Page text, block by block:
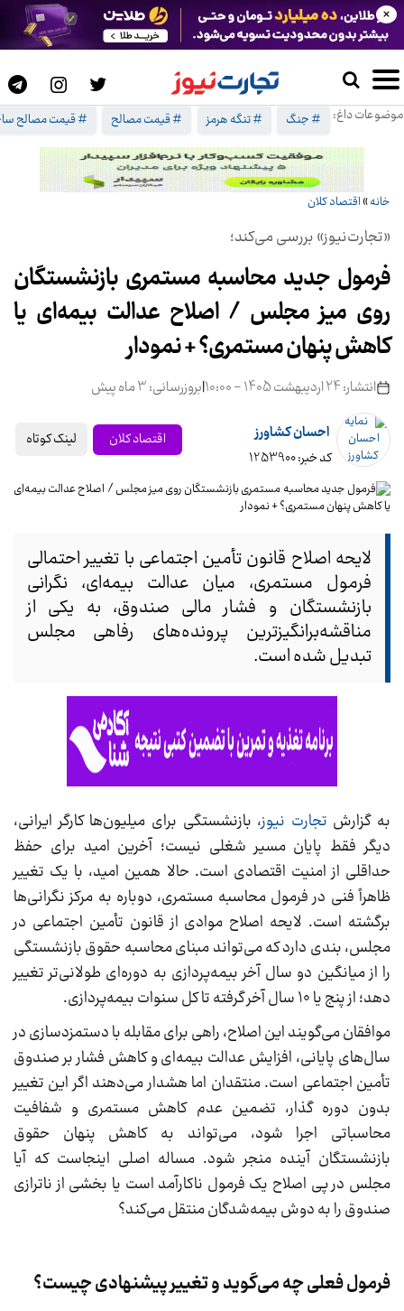
موضوعات داغ: # جنگ # تنگه هرمز # قیمت مصالح # قیمت مصالح
×
خانه» اقتصاد کلان
«تجارت‌نیوز» بررسی می‌کند؛
فرمول جدید محاسبه مستمری بازنشستگان
روی میز مجلس / اصلاح عدالت بیمه‌ای یا
کاهش پنهان مستمری؟ + نمودار
انتشار: 24 اردیبهشت 1405 - 10:00 |بروزرسانی: 3 ماه پیش
احسان کشاورز
کد خبر: 1253900
اقتصاد کلان لینک کوتاه
لایحه اصلاح قانون تأمین اجتماعی با تغییر احتمالی
فرمول مستمری، میان عدالت بیمه‌ای، نگرانی
بازنشستگان و فشار مالی صندوق، به یکی از
مناقشه‌برانگیزترین پرونده‌های رفاهی مجلس
تبدیل شده است.
به گزارش تجارت نیوز، بازنشستگی برای میلیون‌ها کارگر ایرانی،
دیگر فقط پایان مسیر شغلی نیست؛ آخرین امید برای حفظ
حداقلی از امنیت اقتصادی است. حالا همین امید، با یک تغییر
ظاهراً فنی در فرمول محاسبه مستمری، دوباره به مرکز نگرانی‌ها
برگشته است. لایحه اصلاح موادی از قانون تأمین اجتماعی در
مجلس، بندی دارد که می‌تواند مبنای محاسبه حقوق بازنشستگی
را از میانگین دو سال آخر بیمه‌پردازی به دوره‌ای طولانی‌تر تغییر
دهد؛ از پنج یا ۱۰ سال آخر گرفته تا کل سنوات بیمه‌پردازی.
موافقان می‌گویند این اصلاح، راهی برای مقابله با دستمزدسازی در
سال‌های پایانی، افزایش عدالت بیمه‌ای و کاهش فشار بر صندوق
تأمین اجتماعی است. منتقدان اما هشدار می‌دهند اگر این تغییر
بدون دوره گذار، تضمین عدم کاهش مستمری و شفافیت
محاسباتی اجرا شود، می‌تواند به کاهش پنهان حقوق
بازنشستگان آینده منجر شود. مساله اصلی اینجاست که آیا
مجلس در پی اصلاح یک فرمول ناکارآمد است یا بخشی از ناترازی
صندوق را به دوش بیمه‌شدگان منتقل می‌کند؟
فرمول فعلی چه می‌گوید و تغییر پیشنهادی چیست؟